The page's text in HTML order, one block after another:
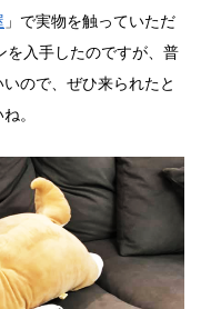
」で実物を触っていただ
を入手したのですが、普
ので、ぜひ来られたと
。